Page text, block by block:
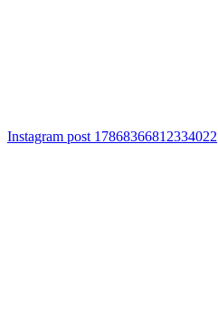
Instagram post 17868366812334022